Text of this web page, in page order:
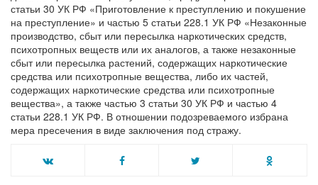
статьи 30 УК РФ «Приготовление к преступлению и покушение
на преступление» и частью 5 статьи 228.1 УК РФ «Незаконные
производство, сбыт или пересылка наркотических средств,
психотропных веществ или их аналогов, а также незаконные
сбыт или пересылка растений, содержащих наркотические
средства или психотропные вещества, либо их частей,
содержащих наркотические средства или психотропные
вещества», а также частью 3 статьи 30 УК РФ и частью 4
статьи 228.1 УК РФ. В отношении подозреваемого избрана
мера пресечения в виде заключения под стражу.